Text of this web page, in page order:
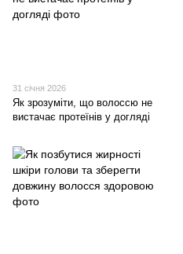
31 січня 2026
Як зрозуміти, що волоссю не
вистачає протеїнів у догляді